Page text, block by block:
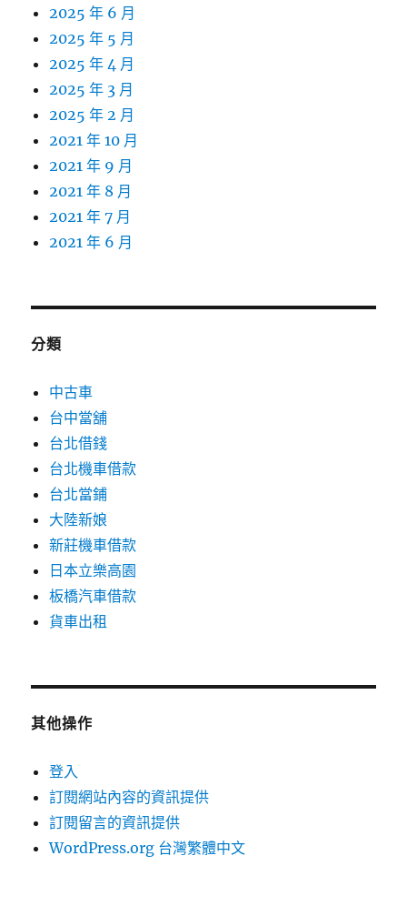
2025 年 6 月
2025 年 5 月
2025 年 4 月
2025 年 3 月
2025 年 2 月
2021 年 10 月
2021 年 9 月
2021 年 8 月
2021 年 7 月
2021 年 6 月
分類
中古車
台中當舖
台北借錢
台北機車借款
台北當鋪
大陸新娘
新莊機車借款
日本立樂高園
板橋汽車借款
貨車出租
其他操作
登入
訂閱網站內容的資訊提供
訂閱留言的資訊提供
WordPress.org 台灣繁體中文